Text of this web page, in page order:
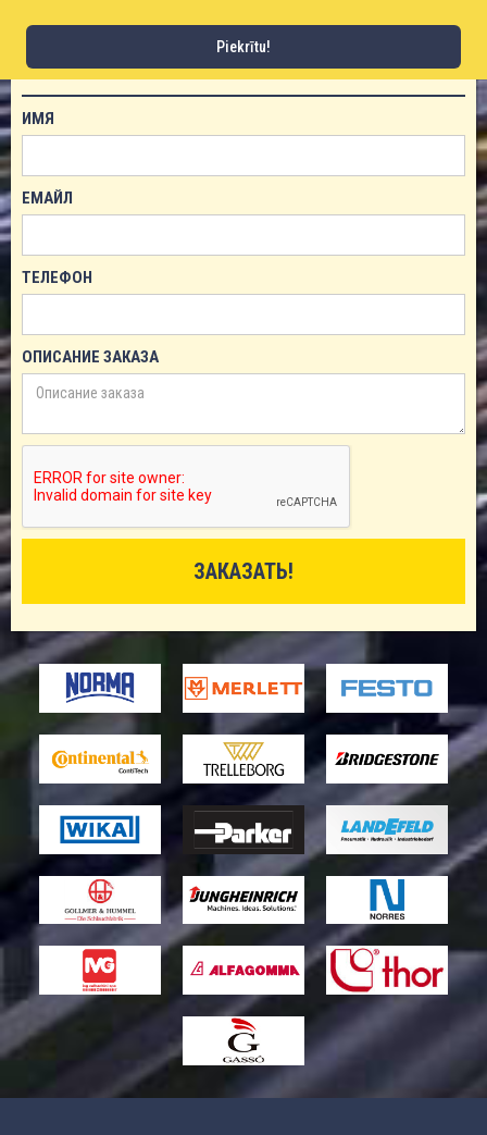
ЗАКАЗАТЬ ТОВАР!
ИМЯ
ЕМАЙЛ
ТЕЛЕФОН
ОПИСАНИЕ ЗАКАЗА
Piekrītu!